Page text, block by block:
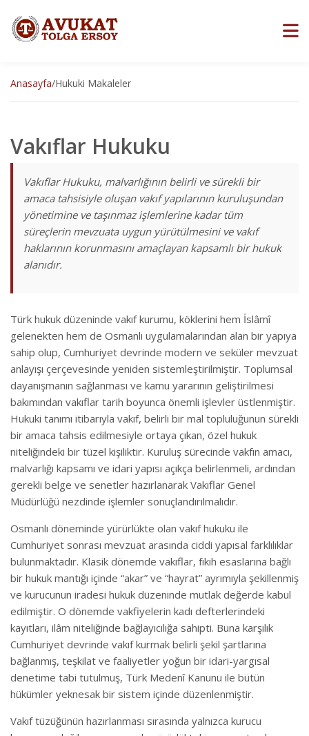
Anasayfa/Hukuki Makaleler
Vakıflar Hukuku
Vakıflar Hukuku, malvarlığının belirli ve sürekli bir
amaca tahsisiyle oluşan vakıf yapılarının kuruluşundan
yönetimine ve taşınmaz işlemlerine kadar tüm
süreçlerin mevzuata uygun yürütülmesini ve vakıf
haklarının korunmasını amaçlayan kapsamlı bir hukuk
alanıdır.
Türk hukuk düzeninde vakıf kurumu, köklerini hem İslâmî
gelenekten hem de Osmanlı uygulamalarından alan bir yapıya
sahip olup, Cumhuriyet devrinde modern ve seküler mevzuat
anlayışı çerçevesinde yeniden sistemleştirilmiştir. Toplumsal
dayanışmanın sağlanması ve kamu yararının geliştirilmesi
bakımından vakıflar tarih boyunca önemli işlevler üstlenmiştir.
Hukuki tanımı itibarıyla vakıf, belirli bir mal topluluğunun sürekli
bir amaca tahsis edilmesiyle ortaya çıkan, özel hukuk
niteliğindeki bir tüzel kişiliktir. Kuruluş sürecinde vakfın amacı,
malvarlığı kapsamı ve idari yapısı açıkça belirlenmeli, ardından
gerekli belge ve senetler hazırlanarak Vakıflar Genel
Müdürlüğü nezdinde işlemler sonuçlandırılmalıdır.
Osmanlı döneminde yürürlükte olan vakıf hukuku ile
Cumhuriyet sonrası mevzuat arasında ciddi yapısal farklılıklar
bulunmaktadır. Klasik dönemde vakıflar, fıkıh esaslarına bağlı
bir hukuk mantığı içinde “akar” ve “hayrat” ayrımıyla şekillenmiş
ve kurucunun iradesi hukuk düzeninde mutlak değerde kabul
edilmiştir. O dönemde vakfiyelerin kadı defterlerindeki
kayıtları, ilâm niteliğinde bağlayıcılığa sahipti. Buna karşılık
Cumhuriyet devrinde vakıf kurmak belirli şekil şartlarına
bağlanmış, teşkilat ve faaliyetler yoğun bir idari-yargısal
denetime tabi tutulmuş, Türk Medenî Kanunu ile bütün
hükümler yeknesak bir sistem içinde düzenlenmiştir.
Vakıf tüzüğünün hazırlanması sırasında yalnızca kurucu